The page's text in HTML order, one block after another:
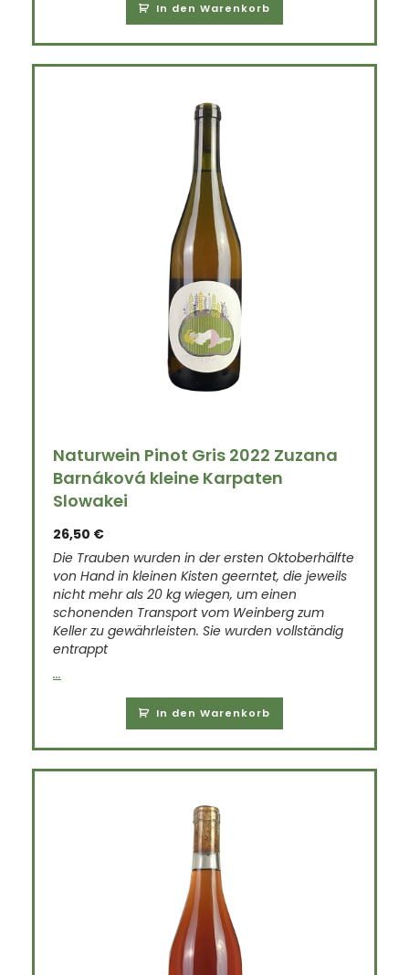
In den Warenkorb
Naturwein Pinot Gris 2022 Zuzana
Barnáková kleine Karpaten
Slowakei
26,50 €
Die Trauben wurden in der ersten Oktoberhälfte
von Hand in kleinen Kisten geerntet, die jeweils
nicht mehr als 20 kg wiegen, um einen
schonenden Transport vom Weinberg zum
Keller zu gewährleisten. Sie wurden vollständig
entrappt
...
In den Warenkorb